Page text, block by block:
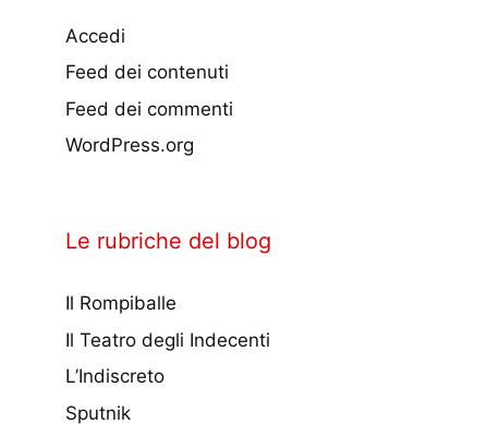
Accedi
Feed dei contenuti
Feed dei commenti
WordPress.org
Le rubriche del blog
Il Rompiballe
Il Teatro degli Indecenti
L’Indiscreto
Sputnik